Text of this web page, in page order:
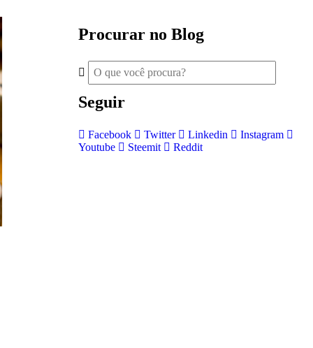
Procurar no Blog
Seguir
Facebook Twitter Linkedin
Instagram
Youtube
Steemit Reddit